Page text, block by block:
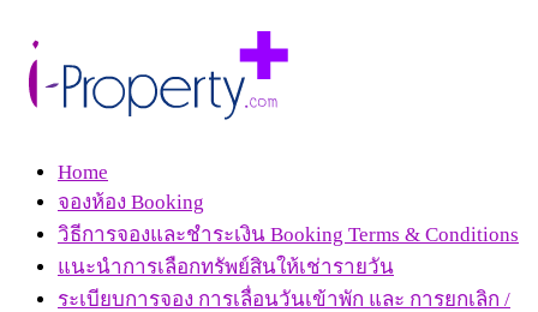
Home
จองห้อง Booking
วิธีการจองและชำระเงิน Booking Terms & Conditions
แนะนำการเลือกทรัพย์สินให้เช่ารายวัน
ระเบียบการจอง การเลื่อนวันเข้าพัก และ การยกเลิก /